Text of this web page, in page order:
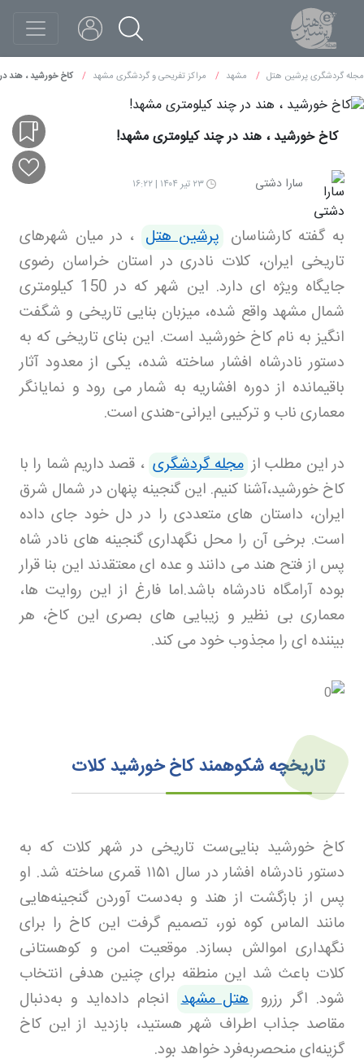
مجله گردشگری پرشین هتل مشهد مراکز تفریحی و گردشگری مشهد کاخ خورشید ، هند
کاخ خورشید ، هند در چند کیلومتری مشهد!
سارا دشتی ۲۳ تیر ۱۴۰۴ | ۱۶:۲۲
به گفته کارشناسان پرشین هتل ، در میان شهرهای
تاریخی ایران، کلات نادری در استان خراسان رضوی
جایگاه ویژه ای دارد. این شهر که در 150 کیلومتری
شمال مشهد واقع شده، میزبان بنایی تاریخی و شگفت
انگیز به نام کاخ خورشید است. این بنای تاریخی که به
دستور نادرشاه افشار ساخته شده، یکی از معدود آثار
باقیمانده از دوره افشاریه به شمار می رود و نمایانگر
معماری ناب و ترکیبی ایرانی-هندی است.
در این مطلب از مجله گردشگری ، قصد داریم شما را با
کاخ خورشید،آشنا کنیم. این گنجینه پنهان در شمال شرق
ایران، داستان های متعددی را در دل خود جای داده
است. برخی آن را محل نگهداری گنجینه های نادر شاه
پس از فتح هند می دانند و عده ای معتقدند این بنا قرار
بوده آرامگاه نادرشاه باشد.اما فارغ از این روایت ها،
معماری بی نظیر و زیبایی های بصری این کاخ، هر
بیننده ای را مجذوب خود می کند.
تاریخچه شکوهمند کاخ خورشید کلات
کاخ خورشید بنایی‌ست تاریخی در شهر کلات که به
دستور نادرشاه افشار در سال ۱۱۵۱ قمری ساخته شد. او
پس از بازگشت از هند و به‌دست آوردن گنجینه‌هایی
مانند الماس کوه نور، تصمیم گرفت این کاخ را برای
نگهداری اموالش بسازد. موقعیت امن و کوهستانی
کلات باعث شد این منطقه برای چنین هدفی انتخاب
شود. اگر رزرو هتل مشهد انجام داده‌اید و به‌دنبال
مقاصد جذاب اطراف شهر هستید، بازدید از این کاخ
گزینه‌ای منحصربه‌فرد خواهد بود.